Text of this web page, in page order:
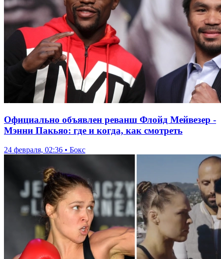
Официально объявлен реванш Флойд Мейвезер -
Мэнни Пакьяо: где и когда, как смотреть
24 февраля, 02:36 • Бокс